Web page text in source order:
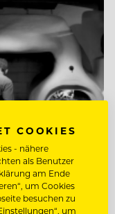
COOKIES
- nähere
als Benutzer
am Ende
um Cookies
besuchen zu
um